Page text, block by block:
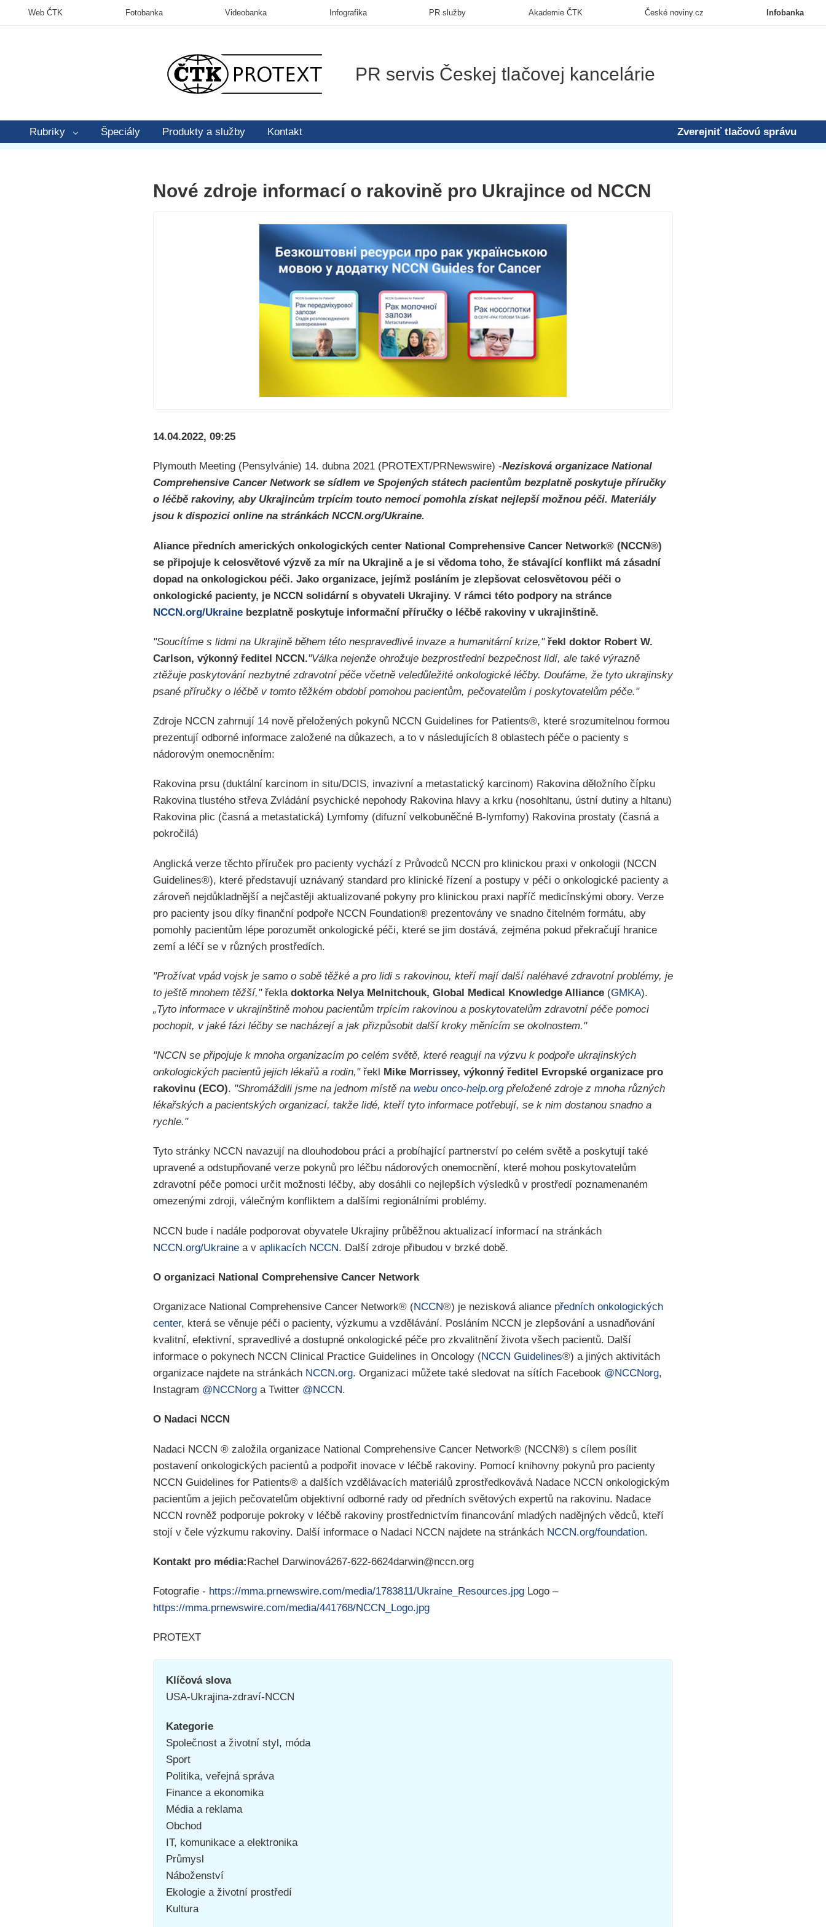
PR servis Českej tlačovej kancelárie
Rubriky Špeciály Produkty a služby Kontakt Zverejniť tlačovú správu
Infobanka
Web ČTK Fotobanka Videobanka Infografika PR služby Akademie ČTK České noviny.cz
Nové zdroje informací o rakovině pro Ukrajince od NCCN
14.04.2022, 09:25
Plymouth Meeting (Pensylvánie) 14. dubna 2021 (PROTEXT/PRNewswire) -Nezisková organizace National
Comprehensive Cancer Network se sídlem ve Spojených státech pacientům bezplatně poskytuje příručky
o léčbě rakoviny, aby Ukrajincům trpícím touto nemocí pomohla získat nejlepší možnou péči. Materiály
jsou k dispozici online na stránkách NCCN.org/Ukraine.
Aliance předních amerických onkologických center National Comprehensive Cancer Network® (NCCN®)
se připojuje k celosvětové výzvě za mír na Ukrajině a je si vědoma toho, že stávající konflikt má zásadní
dopad na onkologickou péči. Jako organizace, jejímž posláním je zlepšovat celosvětovou péči o
onkologické pacienty, je NCCN solidární s obyvateli Ukrajiny. V rámci této podpory na stránce
NCCN.org/Ukraine bezplatně poskytuje informační příručky o léčbě rakoviny v ukrajinštině.
"Soucítíme s lidmi na Ukrajině během této nespravedlivé invaze a humanitární krize," řekl doktor Robert W.
Carlson, výkonný ředitel NCCN."Válka nejenže ohrožuje bezprostřední bezpečnost lidí, ale také výrazně
ztěžuje poskytování nezbytné zdravotní péče včetně veledůležité onkologické léčby. Doufáme, že tyto ukrajinsky
psané příručky o léčbě v tomto těžkém období pomohou pacientům, pečovatelům i poskytovatelům péče."
Zdroje NCCN zahrnují 14 nově přeložených pokynů NCCN Guidelines for Patients®, které srozumitelnou formou
prezentují odborné informace založené na důkazech, a to v následujících 8 oblastech péče o pacienty s
nádorovým onemocněním:
Rakovina prsu (duktální karcinom in situ/DCIS, invazivní a metastatický karcinom) Rakovina děložního čípku
Rakovina tlustého střeva Zvládání psychické nepohody Rakovina hlavy a krku (nosohltanu, ústní dutiny a hltanu)
Rakovina plic (časná a metastatická) Lymfomy (difuzní velkobuněčné B-lymfomy) Rakovina prostaty (časná a
pokročilá)
Anglická verze těchto příruček pro pacienty vychází z Průvodců NCCN pro klinickou praxi v onkologii (NCCN
Guidelines®), které představují uznávaný standard pro klinické řízení a postupy v péči o onkologické pacienty a
zároveň nejdůkladnější a nejčastěji aktualizované pokyny pro klinickou praxi napříč medicínskými obory. Verze
pro pacienty jsou díky finanční podpoře NCCN Foundation® prezentovány ve snadno čitelném formátu, aby
pomohly pacientům lépe porozumět onkologické péči, které se jim dostává, zejména pokud překračují hranice
zemí a léčí se v různých prostředích.
"Prožívat vpád vojsk je samo o sobě těžké a pro lidi s rakovinou, kteří mají další naléhavé zdravotní problémy, je
to ještě mnohem těžší,"řekla doktorka Nelya Melnitchouk, Global Medical Knowledge Alliance (GMKA).
„Tyto informace v ukrajinštině mohou pacientům trpícím rakovinou a poskytovatelům zdravotní péče pomoci
pochopit, v jaké fázi léčby se nacházejí a jak přizpůsobit další kroky měnícím se okolnostem."
"NCCN se připojuje k mnoha organizacím po celém světě, které reagují na výzvu k podpoře ukrajinských
onkologických pacientů jejich lékařů a rodin,"řekl Mike Morrissey, výkonný ředitel Evropské organizace pro
rakovinu (ECO). "Shromáždili jsme na jednom místě na webu onco-help.orgpřeložené zdroje z mnoha různých
lékařských a pacientských organizací, takže lidé, kteří tyto informace potřebují, se k nim dostanou snadno a
rychle."
Tyto stránky NCCN navazují na dlouhodobou práci a probíhající partnerství po celém světě a poskytují také
upravené a odstupňované verze pokynů pro léčbu nádorových onemocnění, které mohou poskytovatelům
zdravotní péče pomoci určit možnosti léčby, aby dosáhli co nejlepších výsledků v prostředí poznamenaném
omezenými zdroji, válečným konfliktem a dalšími regionálními problémy.
NCCN bude i nadále podporovat obyvatele Ukrajiny průběžnou aktualizací informací na stránkách
NCCN.org/Ukraine a v aplikacích NCCN. Další zdroje přibudou v brzké době.
O organizaci National Comprehensive Cancer Network
Organizace National Comprehensive Cancer Network® (NCCN®) je nezisková aliance předních onkologických
center, která se věnuje péči o pacienty, výzkumu a vzdělávání. Posláním NCCN je zlepšování a usnadňování
kvalitní, efektivní, spravedlivé a dostupné onkologické péče pro zkvalitnění života všech pacientů. Další
informace o pokynech NCCN Clinical Practice Guidelines in Oncology (NCCN Guidelines®) a jiných aktivitách
organizace najdete na stránkách NCCN.org. Organizaci můžete také sledovat na sítích Facebook @NCCNorg,
Instagram @NCCNorg a Twitter @NCCN.
O Nadaci NCCN
Nadaci NCCN ® založila organizace National Comprehensive Cancer Network® (NCCN®) s cílem posílit
postavení onkologických pacientů a podpořit inovace v léčbě rakoviny. Pomocí knihovny pokynů pro pacienty
NCCN Guidelines for Patients® a dalších vzdělávacích materiálů zprostředkovává Nadace NCCN onkologickým
pacientům a jejich pečovatelům objektivní odborné rady od předních světových expertů na rakovinu. Nadace
NCCN rovněž podporuje pokroky v léčbě rakoviny prostřednictvím financování mladých nadějných vědců, kteří
stojí v čele výzkumu rakoviny. Další informace o Nadaci NCCN najdete na stránkách NCCN.org/foundation.
Kontakt pro média:Rachel Darwinová267-622-6624darwin@nccn.org
Fotografie - https://mma.prnewswire.com/media/1783811/Ukraine_Resources.jpg Logo –
https://mma.prnewswire.com/media/441768/NCCN_Logo.jpg
PROTEXT
Klíčová slova
USA-Ukrajina-zdraví-NCCN
Kategorie
Společnost a životní styl, móda
Sport
Politika, veřejná správa
Finance a ekonomika
Média a reklama
Obchod
IT, komunikace a elektronika
Průmysl
Náboženství
Ekologie a životní prostředí
Kultura